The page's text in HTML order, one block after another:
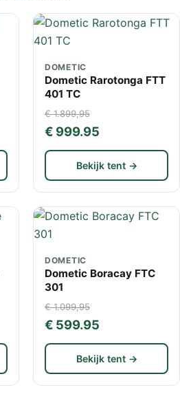
DOMETIC
Dometic Rarotonga FTT
401 TC
€ 1.899,95
€ 999.95
Bekijk tent →
DOMETIC
Dometic Boracay FTC
301
€ 1.099,95
€ 599.95
Bekijk tent →